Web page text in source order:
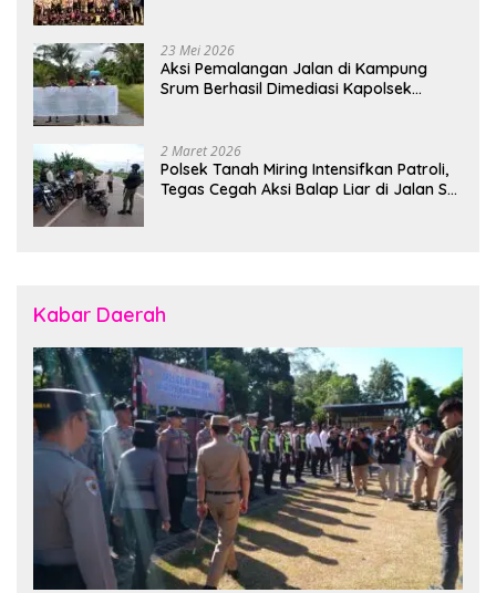
23 Mei 2026
Aksi Pemalangan Jalan di Kampung
Srum Berhasil Dimediasi Kapolsek
2 Maret 2026
Polsek Tanah Miring Intensifkan Patroli,
Tegas Cegah Aksi Balap Liar di Jalan SP
Kabar Daerah